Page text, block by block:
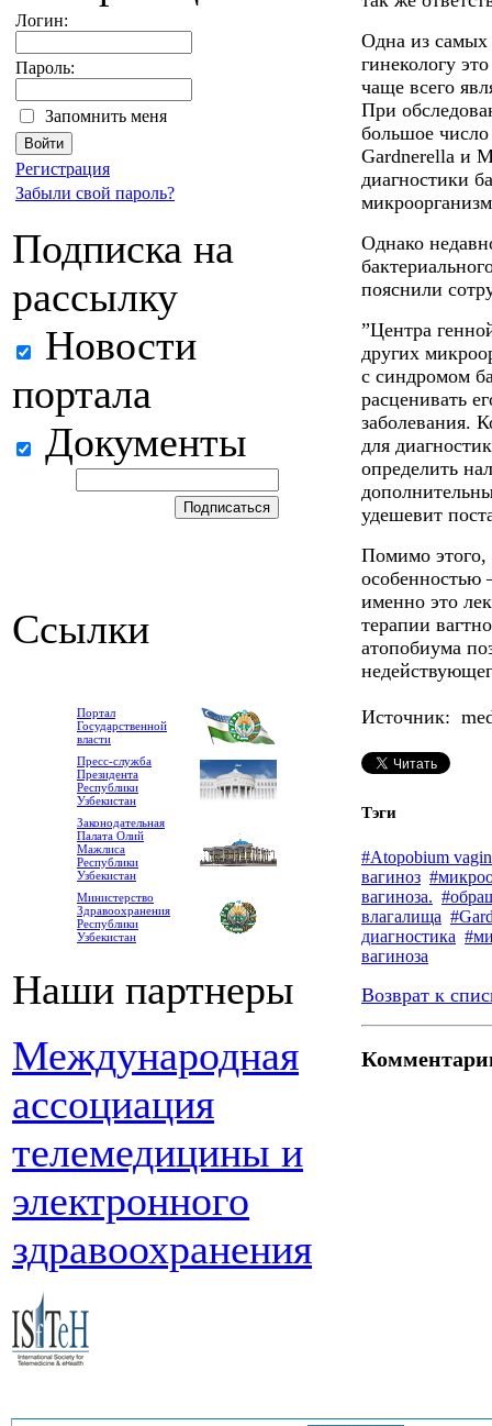
Логин:
Пароль:
Запомнить меня
Регистрация
Забыли свой пароль?
Подписка на
рассылку
Новости
портала
Документы
Ссылки
Портал
Государственной
власти
Пресс-служба
Президента
Республики
Узбекистан
Законодательная
Палата Олий
Мажлиса
Республики
Узбекистан
Министерство
Здравоохранения
Республики
Узбекистан
Наши партнеры
Международная
ассоциация
телемедицины и
электронного
здравоохранения
Одна из
гинекологу
чаще всего
При
большое
Gardnerella и
диагностики
Однако
пояснили
”Центра
других
с синдромом
расценивать
заболевания.
для
определить
удешевит
Помимо этого,
особенностью
именно это
терапии
атопобиума
Источник:
Тэги
#Atopobium
вагиноз
вагиноза.
влагалища
диагностика
вагиноза
Возврат к